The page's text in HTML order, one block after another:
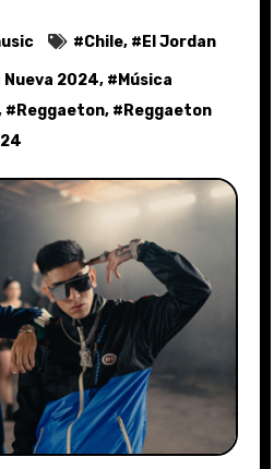
#Chile, # El Jordan
Nueva 2024, # Música
# Reggaeton, # Reggaeton